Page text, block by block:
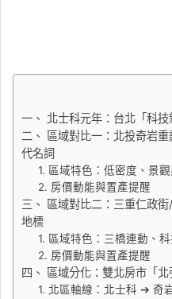
一、 北士科元年：台北「科
二、 區域對比一：北投奇岩
代名詞
1. 區域特色：低密度、景
2. 房價動能與置產提醒
三、 區域對比二：三重仁政
地標
1. 區域特色：三橋連動、
2. 房價動能與置產提醒
四、 區域分化：雙北房市「
1. 北區軸線：北士科 ➔ 奇